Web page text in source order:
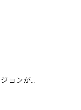
ダンス衣装とビジョンが両立する動きを美しく見せる選び方ガイド